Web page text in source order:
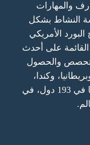
والمهارات
النشاط بشكل
الأمريكي
القائمة على أحدث
والحصول
وكندا،
واستراليا والخليج العربي وغيرها في 193 دول، في